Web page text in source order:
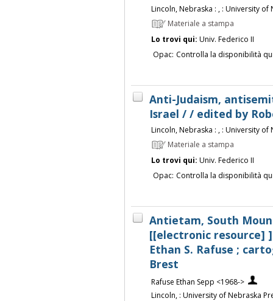
Lincoln, Nebraska : , : University of
Materiale a stampa
Lo trovi qui: Univ. Federico II
Opac: Controlla la disponibilità
Anti-Judaism,
Israel / / edited by
Lincoln, Nebraska : , : University of
Materiale a stampa
Lo trovi qui: Univ. Federico II
Opac: Controlla la disponibilità
Antietam, South
[[electronic resource]
Ethan S. Rafuse ;
Brest
Rafuse Ethan Sepp <1968->
Lincoln, : University of Nebraska